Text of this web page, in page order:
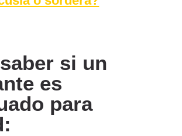
si un
es
para